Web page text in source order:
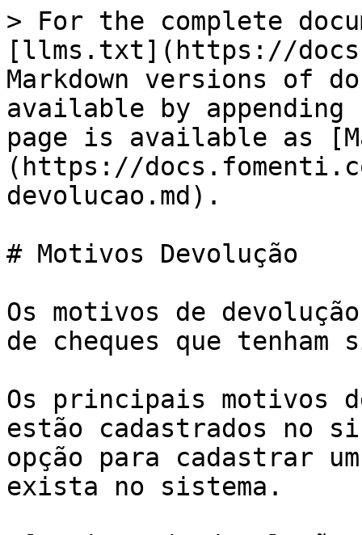
> For the complete
[llms.txt](https://
Markdown versions of
available by
page is available as
(https://
devolucao.md).
# Motivos Devolução
Os motivos de
de cheques que tenham
Os principais motivos
estão cadastrados no
opção para cadastrar
exista no sistema.